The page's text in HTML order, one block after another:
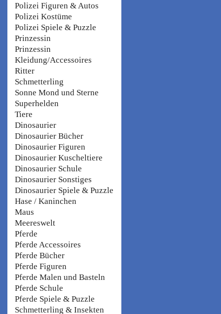
Polizei Figuren & Autos
Polizei Kostüme
Polizei Spiele & Puzzle
Prinzessin
Prinzessin
Kleidung/Accessoires
Ritter
Schmetterling
Sonne Mond und Sterne
Superhelden
Tiere
Dinosaurier
Dinosaurier Bücher
Dinosaurier Figuren
Dinosaurier Kuscheltiere
Dinosaurier Schule
Dinosaurier Sonstiges
Dinosaurier Spiele & Puzzle
Hase / Kaninchen
Maus
Meereswelt
Pferde
Pferde Accessoires
Pferde Bücher
Pferde Figuren
Pferde Malen und Basteln
Pferde Schule
Pferde Spiele & Puzzle
Schmetterling & Insekten